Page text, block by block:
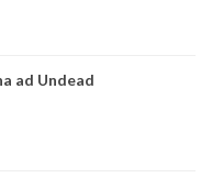
ad Undead